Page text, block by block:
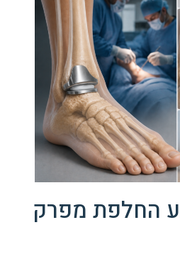
החלפת מפרק